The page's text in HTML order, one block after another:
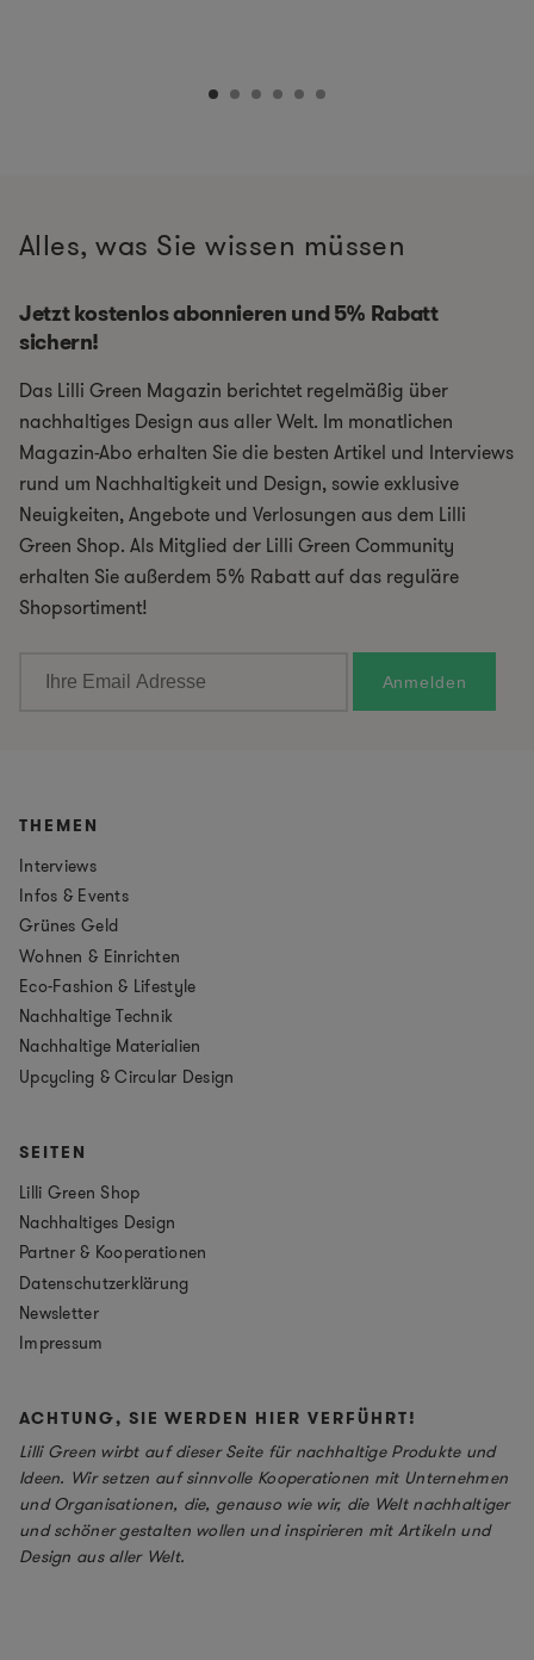
Alles, was Sie wissen müssen
Jetzt kostenlos abonnieren und 5% Rabatt
sichern!
Das Lilli Green Magazin berichtet regelmäßig über
nachhaltiges Design aus aller Welt. Im monatlichen
Magazin-Abo erhalten Sie die besten Artikel und Interviews
rund um Nachhaltigkeit und Design, sowie exklusive
Neuigkeiten, Angebote und Verlosungen aus dem Lilli
Green Shop. Als Mitglied der Lilli Green Community
erhalten Sie außerdem 5% Rabatt auf das reguläre
Shopsortiment!
THEMEN
Interviews
Infos & Events
Grünes Geld
Wohnen & Einrichten
Eco-Fashion & Lifestyle
Nachhaltige Technik
Nachhaltige Materialien
Upcycling & Circular Design
SEITEN
Lilli Green Shop
Nachhaltiges Design
Partner & Kooperationen
Datenschutzerklärung
Newsletter
Impressum
ACHTUNG, SIE WERDEN HIER VERFÜHRT!
Lilli Green wirbt auf dieser Seite für nachhaltige Produkte und
Ideen. Wir setzen auf sinnvolle Kooperationen mit Unternehmen
und Organisationen, die, genauso wie wir, die Welt nachhaltiger
und schöner gestalten wollen und inspirieren mit Artikeln und
Design aus aller Welt.